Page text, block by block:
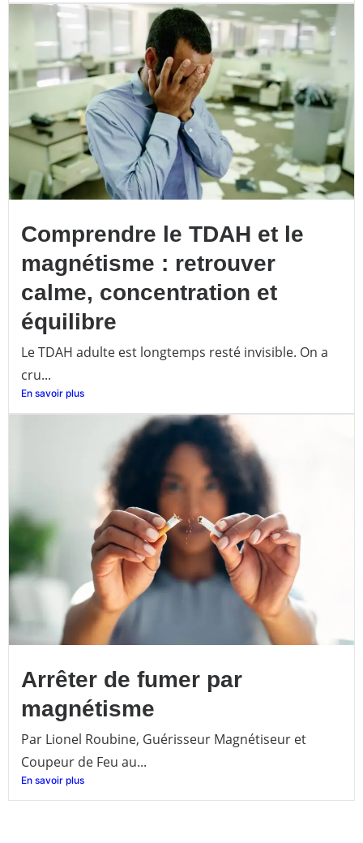
Comprendre le TDAH et le
magnétisme : retrouver
calme, concentration et
équilibre
Le TDAH adulte est longtemps resté invisible. On a
cru...
En savoir plus
Arrêter de fumer par
magnétisme
Par Lionel Roubine, Guérisseur Magnétiseur et
Coupeur de Feu au...
En savoir plus